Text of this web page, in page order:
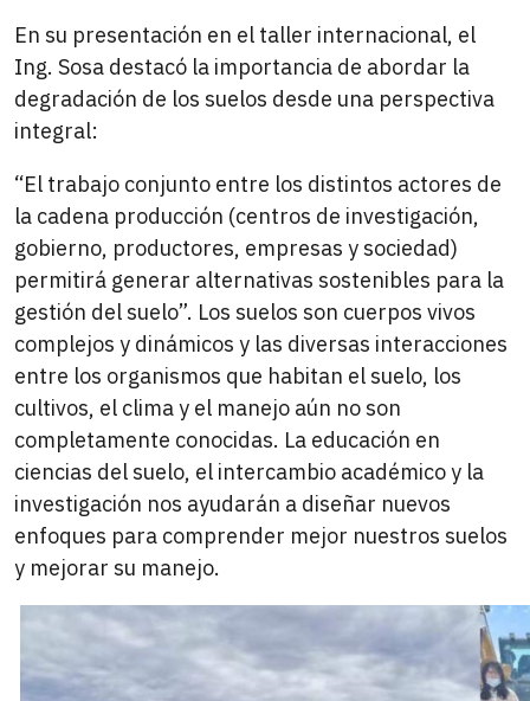
En su presentación en el taller internacional, el
Ing. Sosa destacó la importancia de abordar la
degradación de los suelos desde una perspectiva
integral:
“El trabajo conjunto entre los distintos actores de
la cadena producción (centros de investigación,
gobierno, productores, empresas y sociedad)
permitirá generar alternativas sostenibles para la
gestión del suelo”. Los suelos son cuerpos vivos
complejos y dinámicos y las diversas interacciones
entre los organismos que habitan el suelo, los
cultivos, el clima y el manejo aún no son
completamente conocidas. La educación en
ciencias del suelo, el intercambio académico y la
investigación nos ayudarán a diseñar nuevos
enfoques para comprender mejor nuestros suelos
y mejorar su manejo.